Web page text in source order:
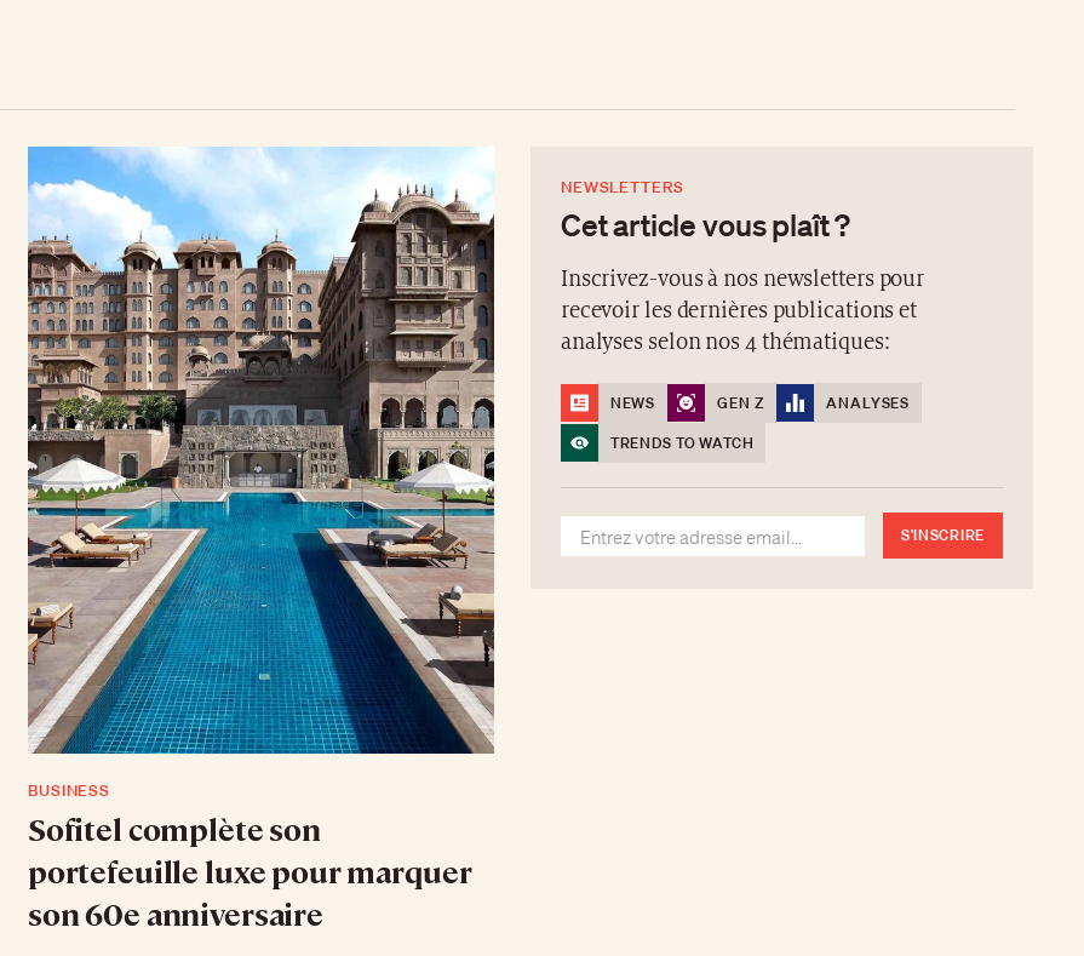
BUSINESS
Sofitel complète son
portefeuille luxe pour marquer
son 60e anniversaire
NEWSLETTERS
Cet article vous plaît ?
Inscrivez-vous à nos newsletters pour
recevoir les dernières publications et
analyses selon nos 4 thématiques:
NEWS GEN Z
ANALYSES
TRENDS TO WATCH
S'INSCRIRE